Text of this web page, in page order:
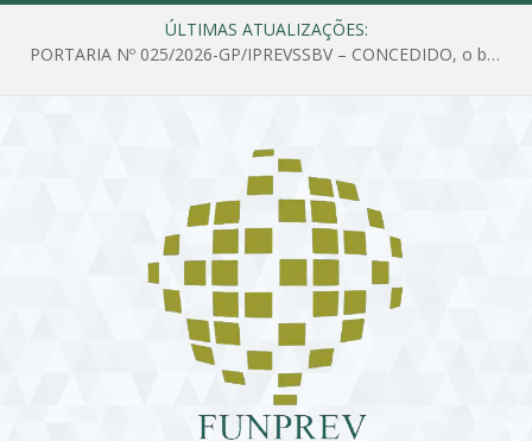
ÚLTIMAS ATUALIZAÇÕES:
PORTARIA Nº 025/2026-GP/IPREVSSBV – CONCEDIDO, o benefício de PENSÃO a MARIA ESTELA DOS SANTOS SOUZA